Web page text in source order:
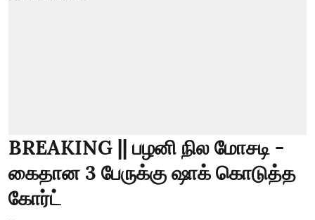
BREAKING || பழனி நில மோசடி -
கைதான 3 பேருக்கு ஷாக் கொடுத்த
கோர்ட்